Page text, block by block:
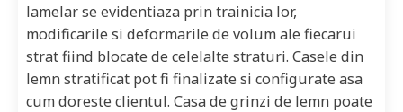
lamelar se evidentiaza prin trainicia lor,
modificarile si deformarile de volum ale fiecarui
strat fiind blocate de celelalte straturi. Casele din
lemn stratificat pot fi finalizate si configurate asa
cum doreste clientul. Casa de grinzi de lemn poate